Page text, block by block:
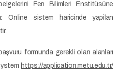
Fen Bilimleri Enstitüsüne
Online sistem haricinde yapilan
formunda gerekli olan alanları
https://application.metu.edu.tr/